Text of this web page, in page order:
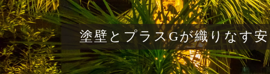
塗壁とプラスGが織りなす